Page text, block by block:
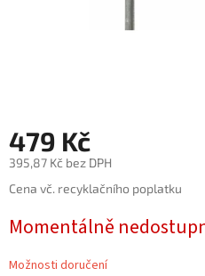
479 Kč
395,87 Kč bez DPH
Měrná
Cena vč. recyklačního poplatku
Momentálně
Možnosti doručení